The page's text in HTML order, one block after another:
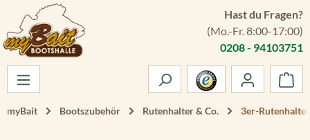
Zum Hauptinhalt springen
Hast du Fragen?
(Mo.-Fr. 8:00-17:00)
0208 - 94103751
myBait Bootszubehör Rutenhalter & Co. 3er-